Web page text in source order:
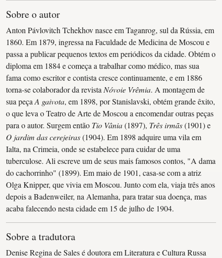
Sobre o autor
Anton Pávlovitch Tchekhov nasce em Taganrog, sul da Rússia, em
1860. Em 1879, ingressa na Faculdade de Medicina de Moscou e
passa a publicar pequenos textos em periódicos da cidade. Obtém o
diploma em 1884 e começa a trabalhar como médico, mas sua
fama como escritor e contista cresce continuamente, e em 1886
torna-se colaborador da revista Nóvoie Vrêmia. A montagem de
sua peça A gaivota, em 1898, por Stanislavski, obtém grande êxito,
o que leva o Teatro de Arte de Moscou a encomendar outras peças
para o autor. Surgem então Tio Vânia(1897), Três irmãs(1901) e
O jardim das cerejeiras(1904). Em 1898 adquire uma vila em
Ialta, na Crimeia, onde se estabelece para cuidar de uma
tuberculose. Ali escreve um de seus mais famosos contos, "A dama
do cachorrinho" (1899). Em maio de 1901, casa-se com a atriz
Olga Knipper, que vivia em Moscou. Junto com ela, viaja três anos
depois a Badenweiler, na Alemanha, para tratar sua doença, mas
acaba falecendo nesta cidade em 15 de julho de 1904.
Sobre a tradutora
Denise Regina de Sales é doutora em Literatura e Cultura Russa